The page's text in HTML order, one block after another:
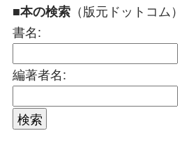
■本の検索 （版元ドットコム）
書名:
編著者名: